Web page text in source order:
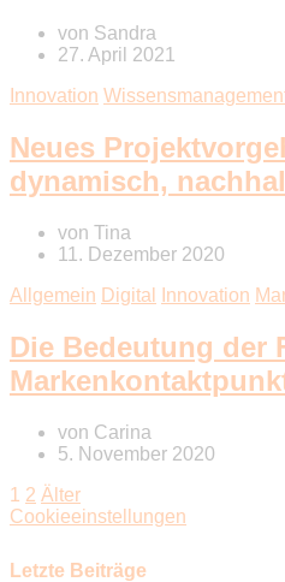
von Sandra
27. April 2021
Innovation
Neues
dynamisch,
von Tina
11. Dezember 2020
Allgemein Digital Innovation
Die Bedeutung der
von Carina
5. November 2020
1 2 Älter
Cookieeinstellungen
Letzte Beiträge